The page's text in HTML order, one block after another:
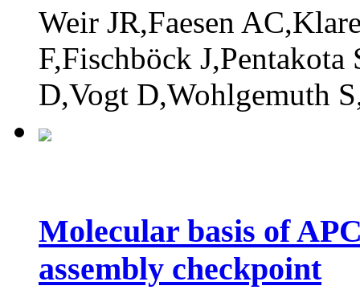
Weir JR,Faesen
F,Fischböck
D,Vogt D,Wohlgemuth
Molecular basis of
assembly checkpoint